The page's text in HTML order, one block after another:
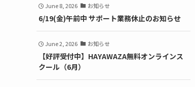
June 8, 2026 お知らせ
6/19(金)午前中 サポート業務休止のお知らせ
June 2, 2026 お知らせ
【好評受付中】HAYAWAZA無料オンラインス
クール（6月）